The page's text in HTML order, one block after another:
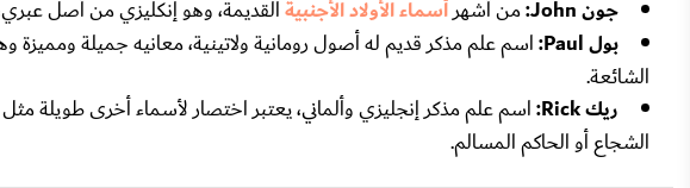
جون John: من أشهرأسماء الأولاد الأجنبيةالقديمة، وهو إنكليزي من أصل
بول Paul:
اسم علم مذكر قديم له أصول رومانية ولاتينية، معانيه جميلة ومميزة
الشائعة.
ريك Rick:
اسم علم مذكر إنجليزي وألماني، يعتبر اختصار لأسماء أخرى طويلة
الشجاع أو الحاكم المسالم.